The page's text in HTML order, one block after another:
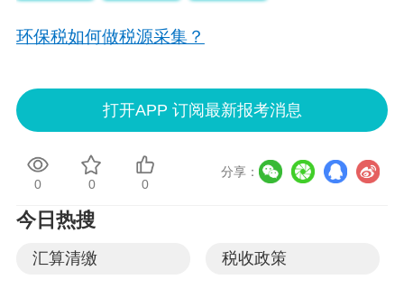
环保税如何做税源采集？
打开APP 订阅最新报考消息
0 0 0
分享：
今日热搜
汇算清缴 税收政策